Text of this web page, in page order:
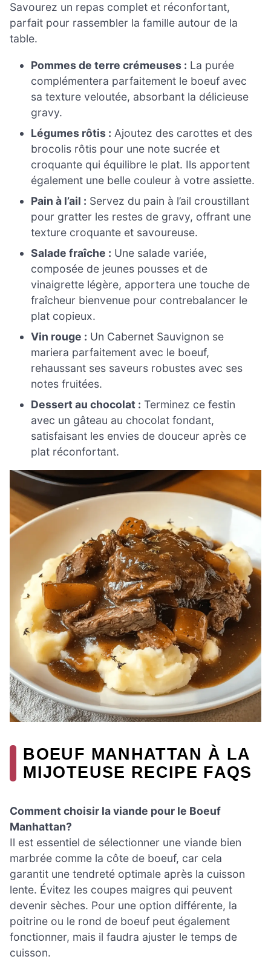
Savourez un repas complet et réconfortant,
parfait pour rassembler la famille autour de la
table.
Pommes de terre crémeuses : La purée
complémentera parfaitement le boeuf avec
sa texture veloutée, absorbant la délicieuse
gravy.
Légumes rôtis : Ajoutez des carottes et des
brocolis rôtis pour une note sucrée et
croquante qui équilibre le plat. Ils apportent
également une belle couleur à votre assiette.
Pain à l’ail : Servez du pain à l’ail croustillant
pour gratter les restes de gravy, offrant une
texture croquante et savoureuse.
Salade fraîche : Une salade variée,
composée de jeunes pousses et de
vinaigrette légère, apportera une touche de
fraîcheur bienvenue pour contrebalancer le
plat copieux.
Vin rouge : Un Cabernet Sauvignon se
mariera parfaitement avec le boeuf,
rehaussant ses saveurs robustes avec ses
notes fruitées.
Dessert au chocolat : Terminez ce festin
avec un gâteau au chocolat fondant,
satisfaisant les envies de douceur après ce
plat réconfortant.
BOEUF MANHATTAN À LA
MIJOTEUSE RECIPE FAQS
Comment choisir la viande pour le Boeuf
Manhattan?
Il est essentiel de sélectionner une viande bien
marbrée comme la côte de boeuf, car cela
garantit une tendreté optimale après la cuisson
lente. Évitez les coupes maigres qui peuvent
devenir sèches. Pour une option différente, la
poitrine ou le rond de boeuf peut également
fonctionner, mais il faudra ajuster le temps de
cuisson.